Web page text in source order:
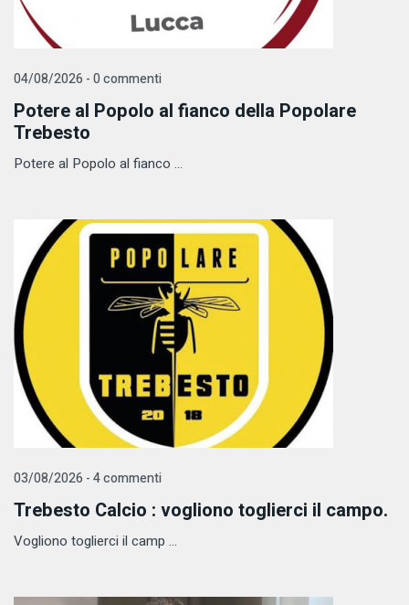
04/08/2026 - 0 commenti
Potere al Popolo al fianco della Popolare
Trebesto
Potere al Popolo al fianco ...
03/08/2026 - 4 commenti
Trebesto Calcio : vogliono toglierci il campo.
Vogliono toglierci il camp ...